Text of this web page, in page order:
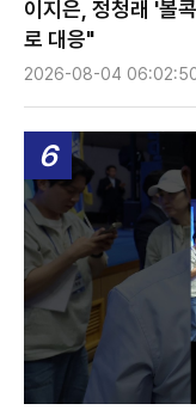
이지은, 정청래 '볼
로 대응"
2026-08-04
6